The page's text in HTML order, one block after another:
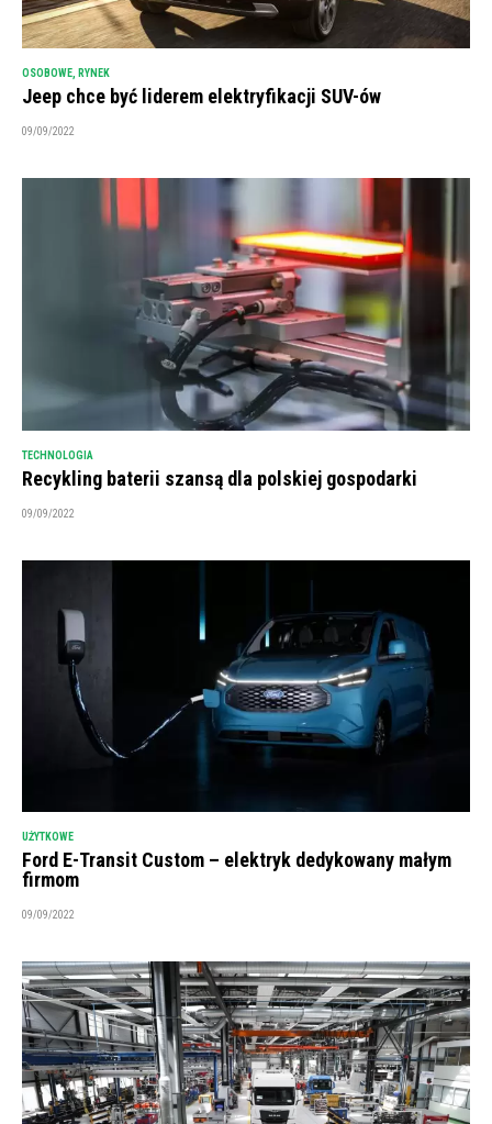
OSOBOWE RYNEK
Jeep chce być liderem elektryfikacji SUV-ów
09/09/2022
TECHNOLOGIA
Recykling baterii szansą dla polskiej gospodarki
09/09/2022
UŻYTKOWE
Ford E-Transit Custom – elektryk dedykowany małym
firmom
09/09/2022